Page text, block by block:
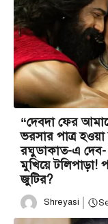
“দেবদা ফের
ভরসার পাত্র
রঘুডাকাত-এ দেব-
মুখিয়ে টলিপাড়া!
জুটির?
Shreyasi